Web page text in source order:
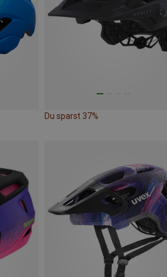
Du sparst 37%